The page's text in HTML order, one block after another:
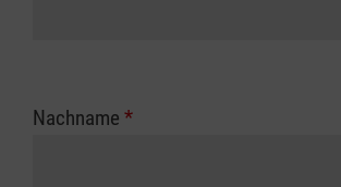
Nachname *